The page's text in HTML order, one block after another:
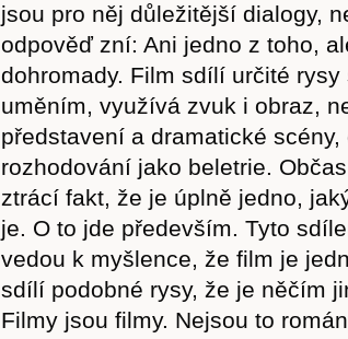
jsou pro něj důležitější dialogy,
odpověď zní: Ani jedno z toho,
dohromady. Film sdílí určité
uměním, využívá zvuk i obraz,
představení a dramatické
rozhodování jako beletrie.
ztrácí fakt, že je úplně jedno,
je. O to jde především. Tyto
vedou k myšlence, že film je
sdílí podobné rysy, že je něčím
Filmy jsou filmy. Nejsou to